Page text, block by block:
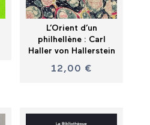
L’Orient d’un
philhellène : Carl
Haller von Hallerstein
12,00 €